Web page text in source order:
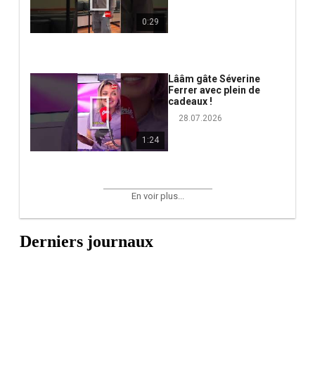
0:29
1:24
Lââm gâte Séverine
Ferrer avec plein de
cadeaux !
28.07.2026
En voir plus...
Derniers journaux